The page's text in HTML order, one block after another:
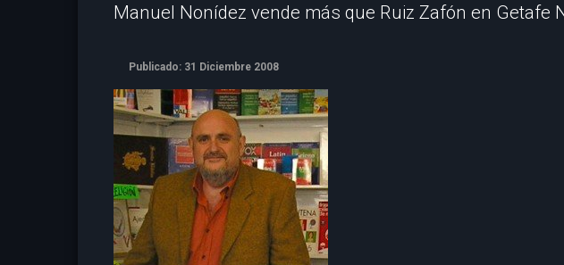
Manuel Nonídez vende más que Ruiz Zafón en Getafe
Publicado: 31 Diciembre 2008